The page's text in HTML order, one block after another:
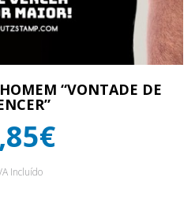
“VONTADE DE
Incluído